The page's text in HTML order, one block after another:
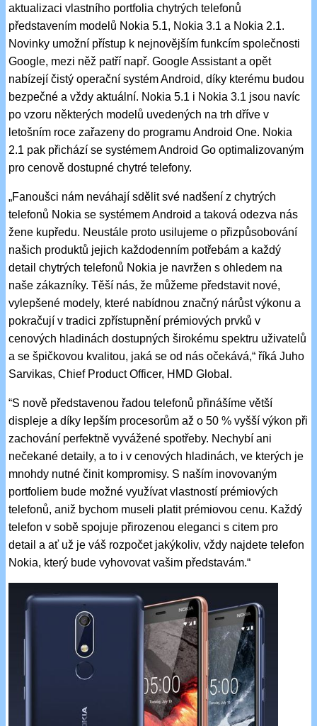
aktualizaci vlastního portfolia chytrých telefonů
představením modelů Nokia 5.1, Nokia 3.1 a Nokia 2.1.
Novinky umožní přístup k nejnovějším funkcím společnosti
Google, mezi něž patří např. Google Assistant a opět
nabízejí čistý operační systém Android, díky kterému budou
bezpečné a vždy aktuální. Nokia 5.1 i Nokia 3.1 jsou navíc
po vzoru některých modelů uvedených na trh dříve v
letošním roce zařazeny do programu Android One. Nokia
2.1 pak přichází se systémem Android Go optimalizovaným
pro cenově dostupné chytré telefony.
„Fanoušci nám neváhají sdělit své nadšení z chytrých
telefonů Nokia se systémem Android a taková odezva nás
žene kupředu. Neustále proto usilujeme o přizpůsobování
našich produktů jejich každodenním potřebám a každý
detail chytrých telefonů Nokia je navržen s ohledem na
naše zákazníky. Těší nás, že můžeme představit nové,
vylepšené modely, které nabídnou značný nárůst výkonu a
pokračují v tradici zpřístupnění prémiových prvků v
cenových hladinách dostupných širokému spektru uživatelů
a se špičkovou kvalitou, jaká se od nás očekává,“ říká Juho
Sarvikas, Chief Product Officer, HMD Global.
“S nově představenou řadou telefonů přinášíme větší
displeje a díky lepším procesorům až o 50 % vyšší výkon při
zachování perfektně vyvážené spotřeby. Nechybí ani
nečekané detaily, a to i v cenových hladinách, ve kterých je
mnohdy nutné činit kompromisy. S naším inovovaným
portfoliem bude možné využívat vlastností prémiových
telefonů, aniž bychom museli platit prémiovou cenu. Každý
telefon v sobě spojuje přirozenou eleganci s citem pro
detail a ať už je váš rozpočet jakýkoliv, vždy najdete telefon
Nokia, který bude vyhovovat vašim představám.“